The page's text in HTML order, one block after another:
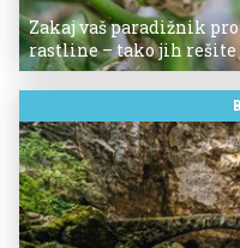
Zakaj vaš paradižnik
rastline – tako jih rešite